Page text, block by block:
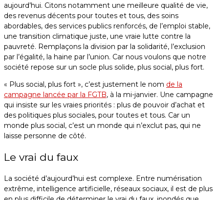
aujourd’hui. Citons notamment une meilleure qualité de vie,
des revenus décents pour toutes et tous, des soins
abordables, des services publics renforcés, de l’emploi stable,
une transition climatique juste, une vraie lutte contre la
pauvreté. Remplaçons la division par la solidarité, l’exclusion
par l’égalité, la haine par l’union. Car nous voulons que notre
société repose sur un socle plus solide, plus social, plus fort.
« Plus social, plus fort », c’est justement le nom de la
campagne lancée par la FGTB, à la mi-janvier. Une campagne
qui insiste sur les vraies priorités : plus de pouvoir d’achat et
des politiques plus sociales, pour toutes et tous. Car un
monde plus social, c’est un monde qui n’exclut pas, qui ne
laisse personne de côté.
Le vrai du faux
La société d’aujourd’hui est complexe. Entre numérisation
extrême, intelligence artificielle, réseaux sociaux, il est de plus